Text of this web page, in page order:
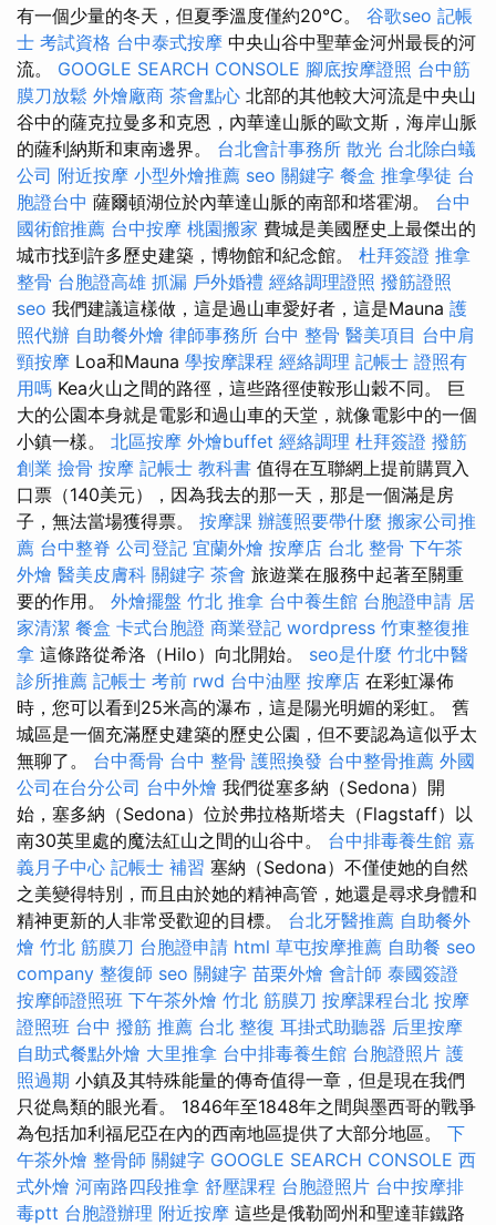
有一個少量的冬天，但夏季溫度僅約20°C。 谷歌seo 記帳
士 考試資格 台中泰式按摩 中央山谷中聖華金河州最長的河
流。 GOOGLE SEARCH CONSOLE 腳底按摩證照 台中筋
膜刀放鬆 外燴廠商 茶會點心 北部的其他較大河流是中央山
谷中的薩克拉曼多和克恩，內華達山脈的歐文斯，海岸山脈
的薩利納斯和東南邊界。 台北會計事務所 散光 台北除白蟻
公司 附近按摩 小型外燴推薦 seo 關鍵字 餐盒 推拿學徒 台
胞證台中 薩爾頓湖位於內華達山脈的南部和塔霍湖。 台中
國術館推薦 台中按摩 桃園搬家 費城是美國歷史上最傑出的
城市找到許多歷史建築，博物館和紀念館。 杜拜簽證 推拿
整骨 台胞證高雄 抓漏 戶外婚禮 經絡調理證照 撥筋證照
seo 我們建議這樣做，這是過山車愛好者，這是Mauna 護
照代辦 自助餐外燴 律師事務所 台中 整骨 醫美項目 台中肩
頸按摩 Loa和Mauna 學按摩課程 經絡調理 記帳士 證照有
用嗎 Kea火山之間的路徑，這些路徑使鞍形山穀不同。 巨
大的公園本身就是電影和過山車的天堂，就像電影中的一個
小鎮一樣。 北區按摩 外燴buffet 經絡調理 杜拜簽證 撥筋
創業 撿骨 按摩 記帳士 教科書 值得在互聯網上提前購買入
口票（140美元），因為我去的那一天，那是一個滿是房
子，無法當場獲得票。 按摩課 辦護照要帶什麼 搬家公司推
薦 台中整脊 公司登記 宜蘭外燴 按摩店 台北 整骨 下午茶
外燴 醫美皮膚科 關鍵字 茶會 旅遊業在服務中起著至關重
要的作用。 外燴擺盤 竹北 推拿 台中養生館 台胞證申請 居
家清潔 餐盒 卡式台胞證 商業登記 wordpress 竹東整復推
拿 這條路從希洛（Hilo）向北開始。 seo是什麼 竹北中醫
診所推薦 記帳士 考前 rwd 台中油壓 按摩店 在彩虹瀑佈
時，您可以看到25米高的瀑布，這是陽光明媚的彩虹。 舊
城區是一個充滿歷史建築的歷史公園，但不要認為這似乎太
無聊了。 台中喬骨 台中 整骨 護照換發 台中整骨推薦 外國
公司在台分公司 台中外燴 我們從塞多納（Sedona）開
始，塞多納（Sedona）位於弗拉格斯塔夫（Flagstaff）以
南30英里處的魔法紅山之間的山谷中。 台中排毒養生館 嘉
義月子中心 記帳士 補習 塞納（Sedona）不僅使她的自然
之美變得特別，而且由於她的精神高管，她還是尋求身體和
精神更新的人非常受歡迎的目標。 台北牙醫推薦 自助餐外
燴 竹北 筋膜刀 台胞證申請 html 草屯按摩推薦 自助餐 seo
company 整復師 seo 關鍵字 苗栗外燴 會計師 泰國簽證
按摩師證照班 下午茶外燴 竹北 筋膜刀 按摩課程台北 按摩
證照班 台中 撥筋 推薦 台北 整復 耳掛式助聽器 后里按摩
自助式餐點外燴 大里推拿 台中排毒養生館 台胞證照片 護
照過期 小鎮及其特殊能量的傳奇值得一章，但是現在我們
只從鳥類的眼光看。 1846年至1848年之間與墨西哥的戰爭
為包括加利福尼亞在內的西南地區提供了大部分地區。 下
午茶外燴 整骨師 關鍵字 GOOGLE SEARCH CONSOLE 西
式外燴 河南路四段推拿 舒壓課程 台胞證照片 台中按摩排
毒ptt 台胞證辦理 附近按摩 這些是俄勒岡州和聖達菲鐵路